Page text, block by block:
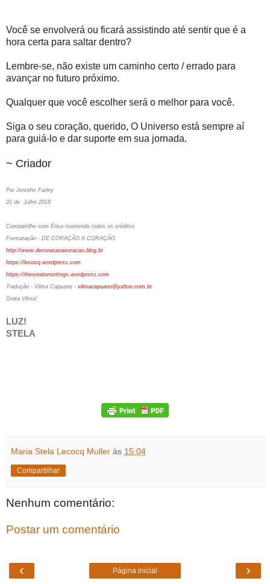
Você se envolverá ou ficará assistindo até sentir que é a
hora certa para saltar dentro?
Lembre-se, não existe um caminho certo / errado para
avançar no futuro próximo.
Qualquer que você escolher será o melhor para você.
Siga o seu coração, querido, O Universo está sempre aí
para guiá-lo e dar suporte em sua jornada.
~ Criador
Por Jennifer Farley
01 de Julho 2018
Compartilhe com Ética mantendo todos os créditos
Formatação - DE CORAÇÃO A CORAÇÃO
http://www.decoracaoacoracao.blog.br
https://lecocq.wordpress.com
https://thecreatorwritings.wordpress.com
Tradução - Vilma Capuano - vilmacapuano@yahoo.com.br
Grata Vilma!
LUZ!
STELA
Maria Stela Lecocq Muller às 15:04
Compartilhar
Nenhum comentário:
Postar um comentário
‹ ›
Página inicial